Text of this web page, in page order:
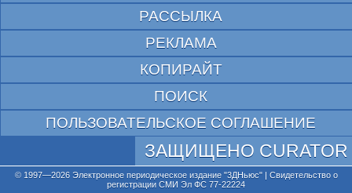
РАССЫЛКА
РЕКЛАМА
КОПИРАЙТ
ПОИСК
ПОЛЬЗОВАТЕЛЬСКОЕ СОГЛАШЕНИЕ
ЗАЩИЩЕНО CURATOR
© 1997—2026 Электронное периодическое издание "3ДНьюс" | Свидетельство о
регистрации СМИ Эл ФС 77-22224